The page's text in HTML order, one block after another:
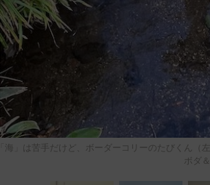
「海」は苦手だけど、ボーダーコリーのたびくん（
ボダ